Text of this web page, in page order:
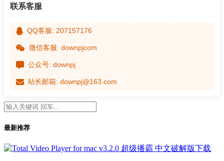
联系客服
QQ客服: 207157176
微信客服: downpjcom
公众号: downpj
站长邮箱: downpj@163.com
最新推荐